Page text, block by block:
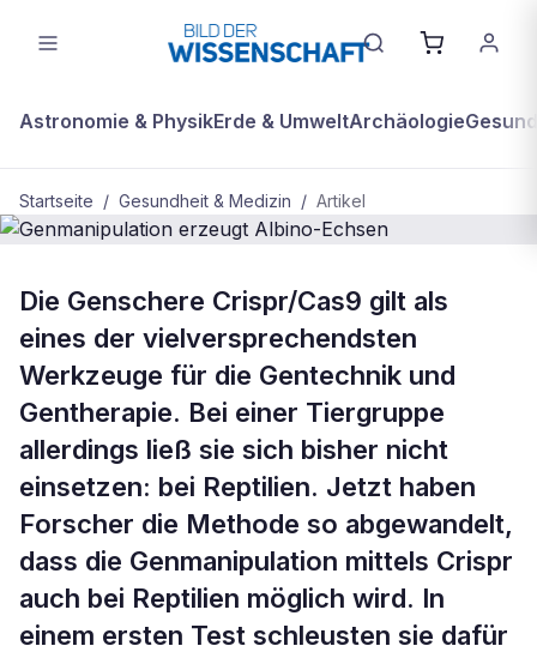
Astronomie & PhysikErde & UmweltArchäologie
Startseite / Gesundheit & Medizin / Artikel
Genmanipulation erzeugt Albino-
Echsen
Die Genschere Crispr/Cas9 gilt als
eines der vielversprechendsten
Werkzeuge für die Gentechnik und
Gentherapie. Bei einer Tiergruppe
allerdings ließ sie sich bisher nicht
einsetzen: bei Reptilien. Jetzt haben
Forscher die Methode so abgewandelt,
dass die Genmanipulation mittels Crispr
auch bei Reptilien möglich wird. In
einem ersten Test schleusten sie dafür